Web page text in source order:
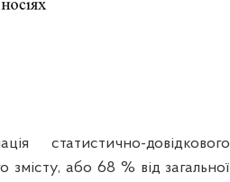
статистично-довідкового
змісту, або 68 % від загальної